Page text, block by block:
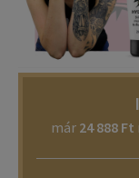
már 24 888 Ft